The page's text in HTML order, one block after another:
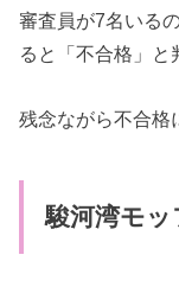
審査員が7名いる
ると「不合格」と
残念ながら不合格
駿河湾モッ